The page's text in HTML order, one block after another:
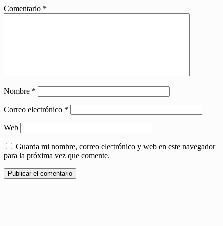
Comentario *
Nombre *
Correo electrónico *
Web
Guarda mi nombre, correo electrónico y web en este navegador
para la próxima vez que comente.